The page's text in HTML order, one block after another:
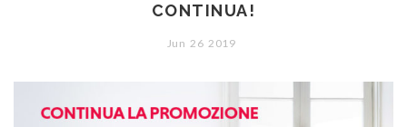
CONTINUA!
Jun 26 2019